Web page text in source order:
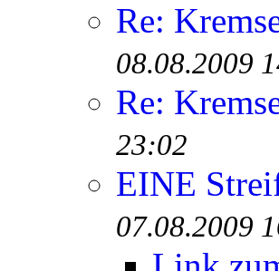
Re:
08.08.2009
Re:
23:02
EINE
07.08.2009